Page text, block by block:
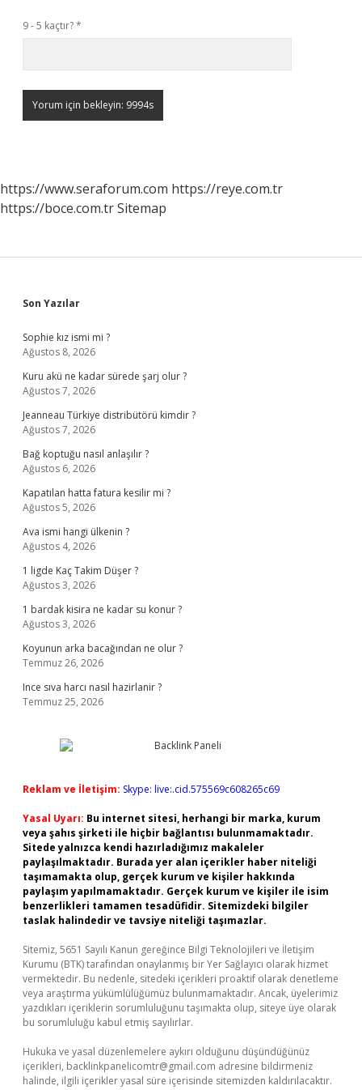
9 - 5 kaçtır?*
https://www.seraforum.com https://reye.com.tr
https://boce.com.trSitemap
Sidebar
Son Yazılar
Sophie kız ismi mi ?
Ağustos 8, 2026
Kuru akü ne kadar sürede şarj olur ?
Ağustos 7, 2026
Jeanneau Türkiye distribütörü kimdir ?
Ağustos 7, 2026
Bağ koptuğu nasıl anlaşılır ?
Ağustos 6, 2026
Kapatılan hatta fatura kesilir mi ?
Ağustos 5, 2026
Ava ismi hangi ülkenin ?
Ağustos 4, 2026
1 ligde Kaç Takim Düşer ?
Ağustos 3, 2026
1 bardak kisira ne kadar su konur ?
Ağustos 3, 2026
Koyunun arka bacağından ne olur ?
Temmuz 26, 2026
Ince sıva harcı nasıl hazirlanir ?
Temmuz 25, 2026
Reklam ve İletişim: Skype: live:.cid.575569c608265c69
Yasal Uyarı: Bu internet sitesi, herhangi bir marka, kurum
veya şahıs şirketi ile hiçbir bağlantısı bulunmamaktadır.
Sitede yalnızca kendi hazırladığımız makaleler
paylaşılmaktadır. Burada yer alan içerikler haber niteliği
taşımamakta olup, gerçek kurum ve kişiler hakkında
paylaşım yapılmamaktadır. Gerçek kurum ve kişiler ile isim
benzerlikleri tamamen tesadüfidir. Sitemizdeki bilgiler
taslak halindedir ve tavsiye niteliği taşımazlar.
Sitemiz, 5651 Sayılı Kanun gereğince Bilgi Teknolojileri ve İletişim
Kurumu (BTK) tarafından onaylanmış bir Yer Sağlayıcı olarak hizmet
vermektedir. Bu nedenle, sitedeki içerikleri proaktif olarak denetleme
veya araştırma yükümlülüğümüz bulunmamaktadır. Ancak, üyelerimiz
yazdıkları içeriklerin sorumluluğunu taşımakta olup, siteye üye olarak
bu sorumluluğu kabul etmiş sayılırlar.
Hukuka ve yasal düzenlemelere aykırı olduğunu düşündüğünüz
içerikleri, backlinkpanelicomtr@gmail.com adresine bildirmeniz
halinde, ilgili içerikler yasal süre içerisinde sitemizden kaldırılacaktır.